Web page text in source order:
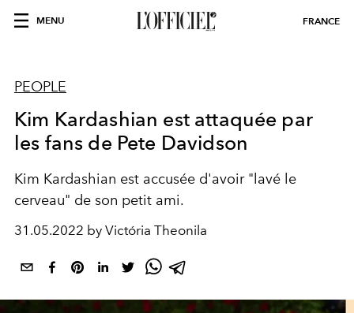
MENU FRANCE
PEOPLE
Kim Kardashian est attaquée par
les fans de Pete Davidson
Kim Kardashian est accusée d'avoir "lavé le
cerveau" de son petit ami.
31.05.2022 by Victória Theonila